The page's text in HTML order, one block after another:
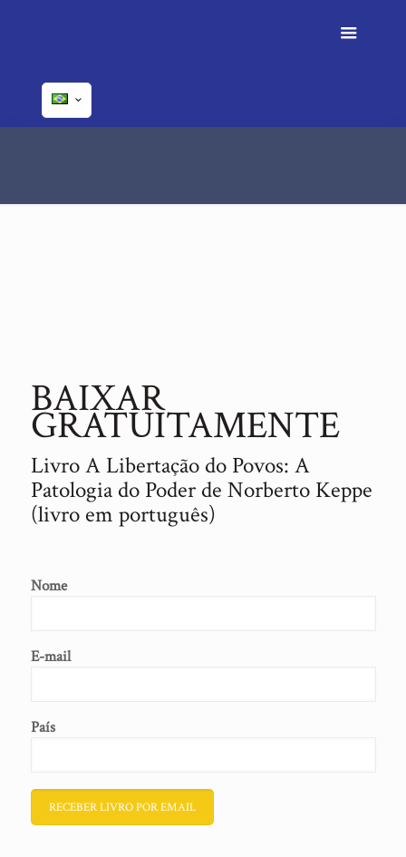
BAIXAR
GRATUITAMENTE
Livro A Libertação do Povos: A
Patologia do Poder de Norberto Keppe
(livro em português)
Nome
E-mail
País